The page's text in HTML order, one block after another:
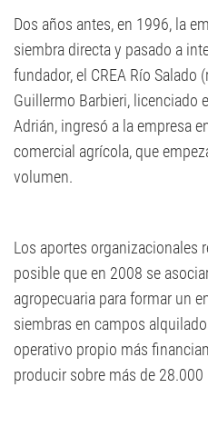
Dos años antes, en 1996, la
siembra directa y pasado a
fundador, el CREA Río Salado
Guillermo Barbieri, licenciado
Adrián, ingresó a la empresa
comercial agrícola, que
volumen.
Los aportes organizacionales
posible que en 2008 se
agropecuaria para formar un
siembras en campos
operativo propio más
producir sobre más de